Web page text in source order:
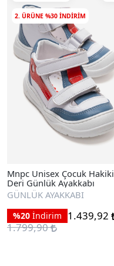
2. ÜRÜNE %30 INDIRIM
Mnpc Unisex Çocuk Hakiki
Deri Günlük Ayakkabı
GÜNLÜK AYAKKABI
%20 İndirim
1.439,92
1.799,90